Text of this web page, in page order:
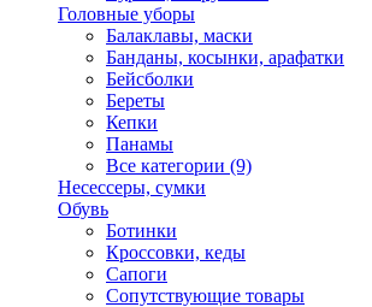
Головные уборы
Балаклавы, маски
Банданы, косынки, арафатки
Бейсболки
Береты
Кепки
Панамы
Все категории (9)
Несессеры, сумки
Обувь
Ботинки
Кроссовки, кеды
Сапоги
Сопутствующие товары